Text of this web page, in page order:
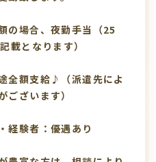
の場合、夜勤手当（25
載となります）
全額支給♪（派遣先によ
ございます）
経験者：優遇あり